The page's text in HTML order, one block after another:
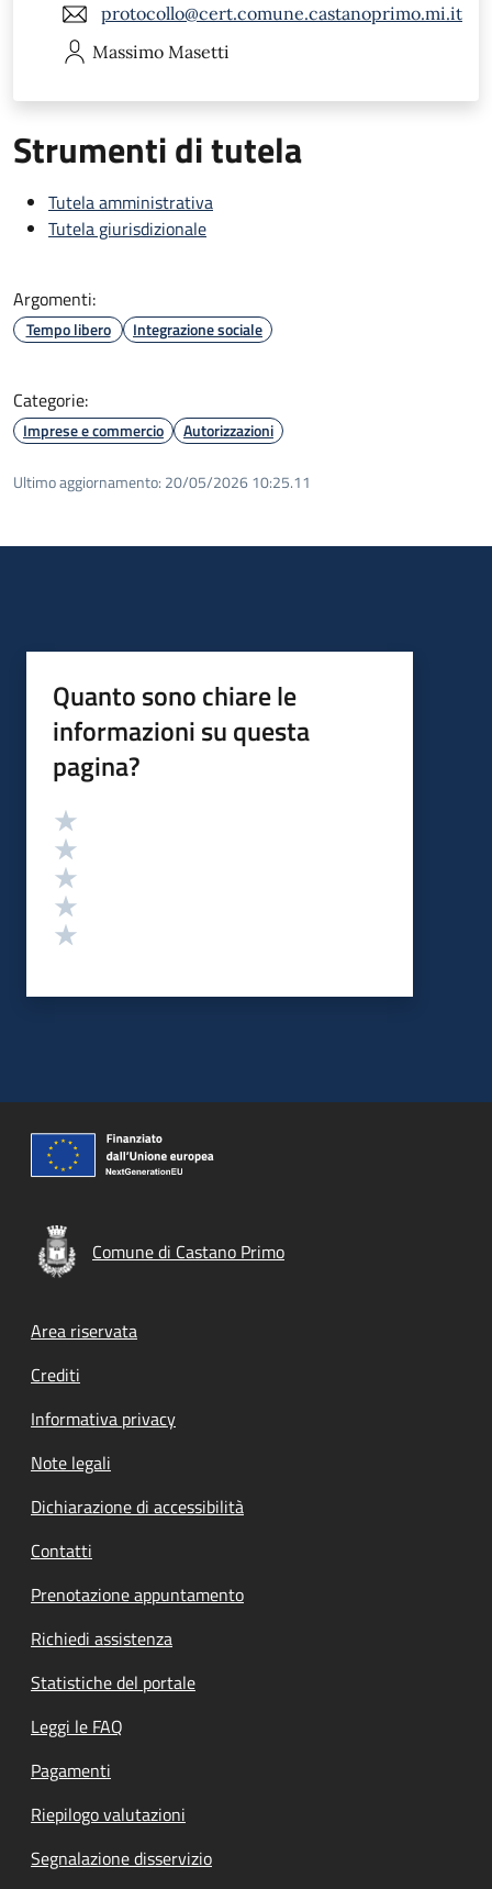
protocollo@cert.comune.castanoprimo.mi.it
Massimo Masetti
Strumenti di tutela
Tutela amministrativa
Tutela giurisdizionale
Argomenti:
Tempo libero Integrazione sociale
Categorie:
Imprese e commercio Autorizzazioni
Ultimo aggiornamento: 20/05/2026 10:25.11
Quanto sono chiare le
informazioni su questa
pagina?
Valutazione
Comune di Castano Primo
Footer menu
Area riservata
Crediti
Informativa privacy
Note legali
Dichiarazione di accessibilità
Contatti
Prenotazione appuntamento
Richiedi assistenza
Statistiche del portale
Leggi le FAQ
Pagamenti
Riepilogo valutazioni
Segnalazione disservizio